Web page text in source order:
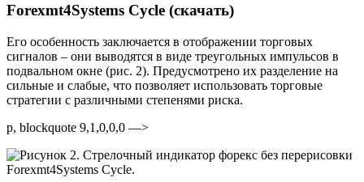
Forexmt4Systems Cycle (скачать)
Его особенность заключается в отображении торговых
сигналов – они выводятся в виде треугольных импульсов в
подвальном окне (рис. 2). Предусмотрено их разделение на
сильные и слабые, что позволяет использовать торговые
стратегии с различными степенями риска.
p, blockquote 9,1,0,0,0 —>